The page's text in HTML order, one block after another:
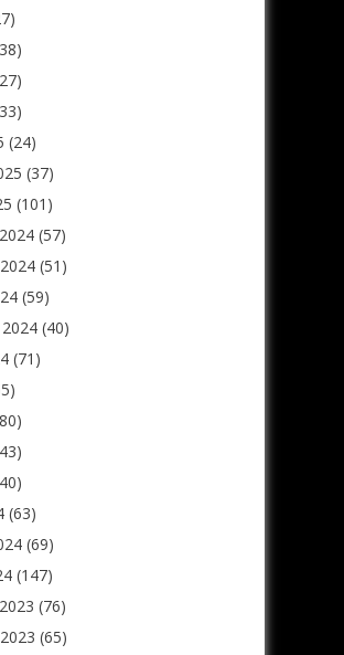
(24)
(37)
(101)
(57)
(51)
(59)
(40)
(71)
(63)
(69)
(147)
(76)
(65)